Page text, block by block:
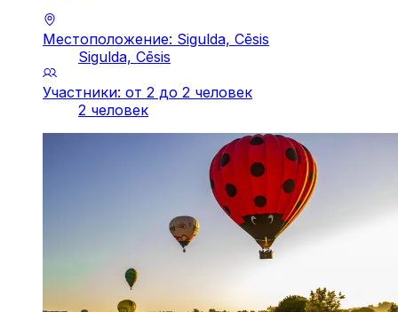
Местоположение: Sigulda, Cēsis
Sigulda, Cēsis
Участники: от 2 до 2 человек
2 человек